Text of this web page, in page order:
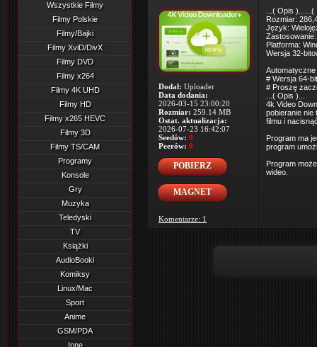
Wszystkie Filmy
Filmy Polskie
Filmy/Bajki
Filmy XviD/DivX
Filmy DVD
Filmy x264
Filmy 4K UHD
Filmy HD
Filmy x265 HEVC
Filmy 3D
Filmy TS/CAM
Programy
Konsole
Gry
Muzyka
Teledyski
TV
Książki
AudioBooki
Komiksy
Linux/Mac
Sport
Anime
GSM/PDA
Inne
Dodał: Uploader
Data dodania:
2026-03-15 23:00:20
Rozmiar: 259.14 MB
Ostat. aktualizacja:
2026-07-23 16:42:07
Seedów: 0
Peerów: 0
POBIERZ
MAGNET
Komentarze: 1
...( Opis )......(
Rozmiar:
Język:
Platforma:
Wersja 32-
# Wersja 64-
# Proszę
...( Opis )...
4k Video
pobieranie nie
filmu i
Program ma
program
Program
wideo.